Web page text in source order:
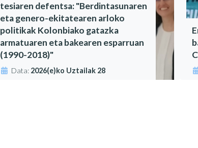
tesiaren defentsa: "Berdintasunaren
eta genero-ekitatearen arloko
politikak Kolonbiako gatazka
armatuaren eta bakearen esparruan
(1990-2018)"
Data: 2026(e)ko Uztailak 28